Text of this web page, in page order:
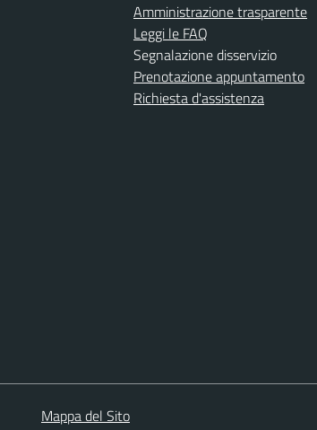
Amministrazione trasparente
Leggi le FAQ
Segnalazione disservizio
Prenotazione appuntamento
Richiesta d'assistenza
Mappa del Sito